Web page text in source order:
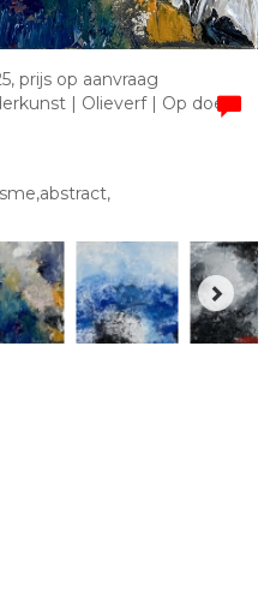
prijs op aanvraag
| Olieverf | Op doek